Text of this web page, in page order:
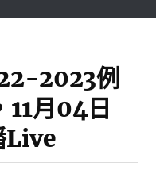
2023例
月04日
Live